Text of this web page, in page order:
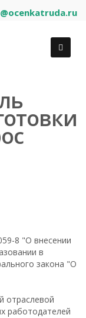
8 "О внесении
в
закона "О
отраслевой
работодателей